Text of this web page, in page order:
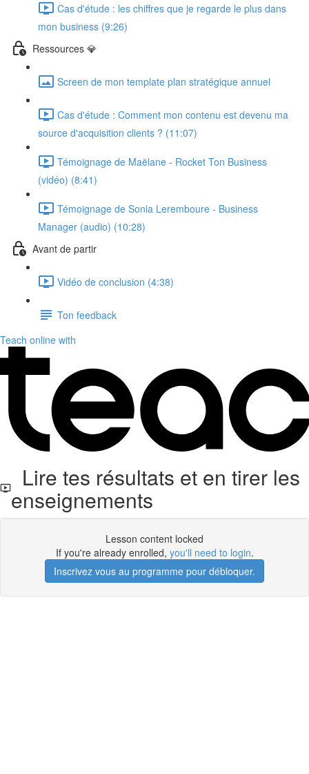
Cas d'étude : les chiffres que je regarde le plus dans
mon business (9:26)
Ressources 💎
Screen de mon template plan stratégique annuel
Cas d'étude : Comment mon contenu est devenu ma
source d'acquisition clients ? (11:07)
Témoignage de Maëlane - Rocket Ton Business
(vidéo) (8:41)
Témoignage de Sonia Leremboure - Business
Manager (audio) (10:28)
Avant de partir
Vidéo de conclusion (4:38)
Ton feedback
Teach online with
Lire tes résultats et en tirer les
enseignements
Lesson content locked
If you're already enrolled, you'll need to login.
Inscrivez vous au programme pour débloquer.